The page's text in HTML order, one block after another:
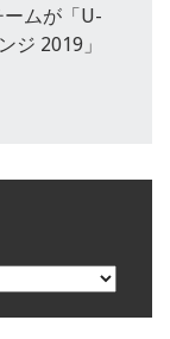
ムが「U-
ジ 2019」